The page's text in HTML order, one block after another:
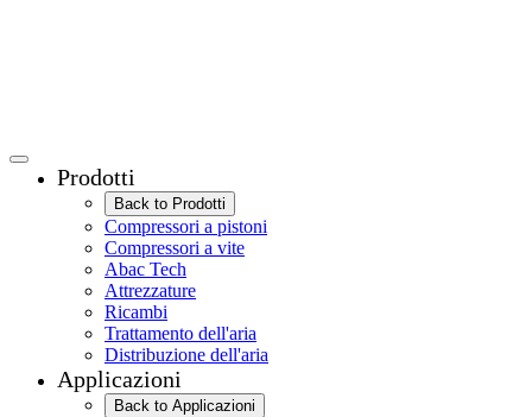
Prodotti
Back to Prodotti
Compressori a pistoni
Compressori a vite
Abac Tech
Attrezzature
Ricambi
Trattamento dell'aria
Distribuzione dell'aria
Applicazioni
Back to Applicazioni